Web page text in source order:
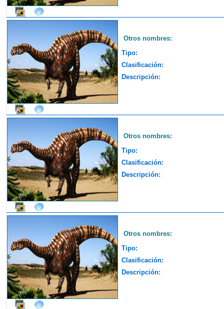
Otros nombres:
Tipo:
Clasificación:
Descripción:
Otros nombres:
Tipo:
Clasificación:
Descripción:
Otros nombres:
Tipo:
Clasificación:
Descripción: